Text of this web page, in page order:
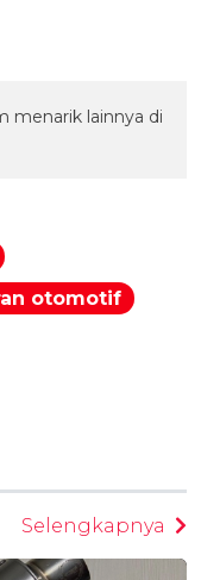
menarik lainnya di
otomotif
Selengkapnya